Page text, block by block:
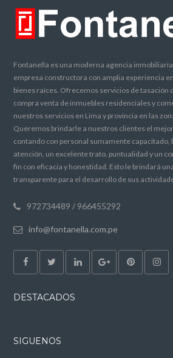
Fontanella es una moderna agencia
empresa constructora con amplia experiencia
bienes raíces. Ofrecemos servicios de tasación
compra venta de inmuebles residenciales y
nuestros servicios en Lima y provincia en las
Queremos brindarle a nuestros clientes el
contando con personal sumamente capacitado,
atención, un excelente trato, puntualidad y un
fin con eficacia y honestidad. Esto le brindará
transparente para el desarrollo de sus
972734489 / 966455292
info@fontanella.com.pe
DESTACADOS
SIGUENOS